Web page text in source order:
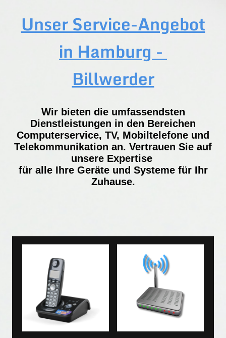
Unser Service-Angebot
in Hamburg -
Billwerder
Wir bieten die umfassendsten
Dienstleistungen in den Bereichen
Computerservice, TV, Mobiltelefone und
Telekommunikation an. Vertrauen Sie auf
unsere Expertise
für alle Ihre Geräte und Systeme für Ihr
Zuhause.